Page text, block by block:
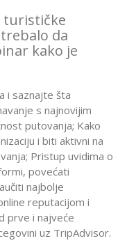
turističke
da
kako je
i saznajte šta
s najnovijim
putovanja; Kako
i biti aktivni na
Pristup uvidima o
povećati
najbolje
reputacijom i
prve i najveće
uz TripAdvisor.